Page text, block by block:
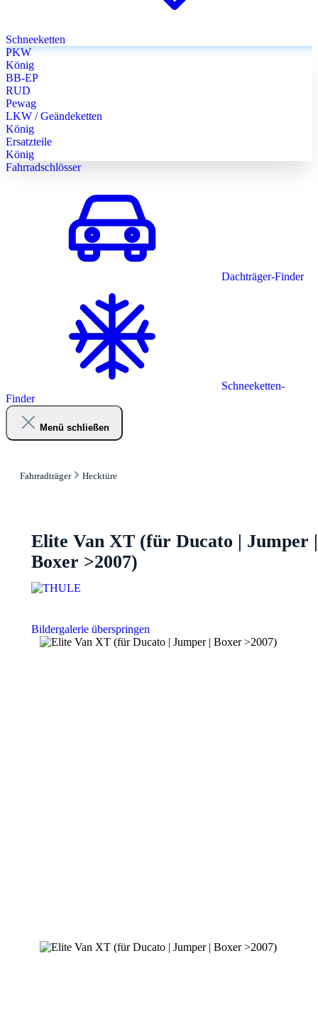
Schneeketten
PKW
König
BB-EP
RUD
Pewag
LKW / Geändeketten
König
Ersatzteile
König
Fahrradschlösser
Dachträger-Finder
Schneeketten-
Finder
Menü schließen
Fahrradträger Hecktüre
Elite Van XT (für Ducato | Jumper |
Boxer >2007)
Bildergalerie überspringen